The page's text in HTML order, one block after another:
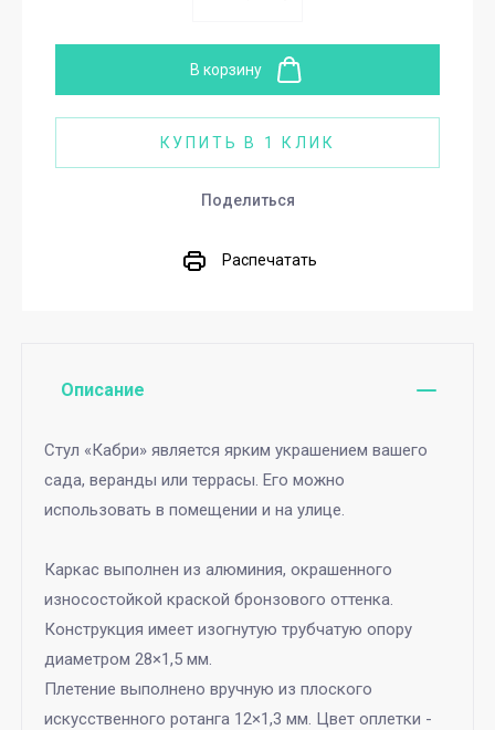
В корзину
КУПИТЬ В 1 КЛИК
Поделиться
Распечатать
Описание
Стул «Кабри» является ярким украшением вашего
сада, веранды или террасы. Его можно
использовать в помещении и на улице.
Каркас выполнен из алюминия, окрашенного
износостойкой краской бронзового оттенка.
Конструкция имеет изогнутую трубчатую опору
диаметром 28×1,5 мм.
Плетение выполнено вручную из плоского
искусственного ротанга 12×1,3 мм. Цвет оплетки -